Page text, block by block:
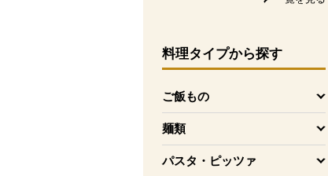
料理タイプから探す
ご飯もの
を開く
麺類
を開く
パスタ・ピッツァ
を開く